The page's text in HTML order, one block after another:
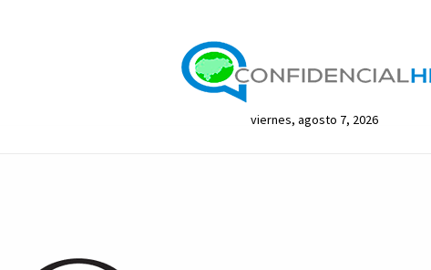
viernes, agosto 7, 2026